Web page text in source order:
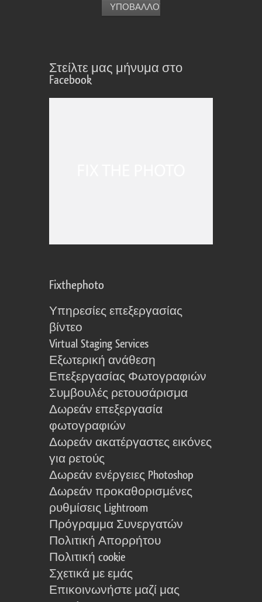
Στείλτε μας μήνυμα στο
Facebook
Fixthephoto
Υπηρεσίες επεξεργασίας
βίντεο
Virtual Staging Services
Εξωτερική ανάθεση
Επεξεργασίας Φωτογραφιών
Συμβουλές ρετουσάρισμα
Δωρεάν επεξεργασία
φωτογραφιών
Δωρεάν ακατέργαστες εικόνες
για ρετούς
Δωρεάν ενέργειες Photoshop
Δωρεάν προκαθορισμένες
ρυθμίσεις Lightroom
Πρόγραμμα Συνεργατών
Πολιτική Απορρήτου
Πολιτική cookie
Σχετικά με εμάς
Επικοινωνήστε μαζί μας